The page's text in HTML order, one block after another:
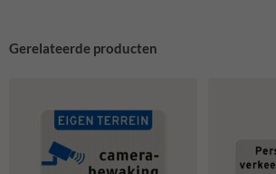
Gerelateerde producten